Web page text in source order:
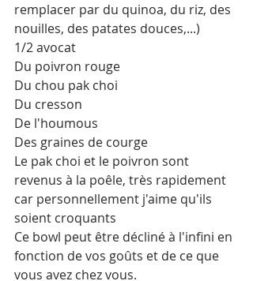
remplacer par du quinoa, du riz, des
nouilles, des patates douces,...)
1/2 avocat
Du poivron rouge
Du chou pak choi
Du cresson
De l'houmous
Des graines de courge
Le pak choi et le poivron sont
revenus à la poêle, très rapidement
car personnellement j'aime qu'ils
soient croquants
Ce bowl peut être décliné à l'infini en
fonction de vos goûts et de ce que
vous avez chez vous.